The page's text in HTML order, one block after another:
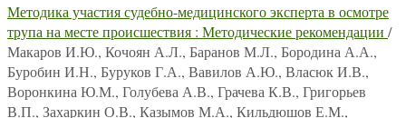
Методика участия судебно-медицинского эксперта в осмотре
трупа на месте происшествия : Методические рекомендации /
Макаров И.Ю., Кочоян А.Л., Баранов М.Л., Бородина А.А.,
Буробин И.Н., Буруков Г.А., Вавилов А.Ю., Власюк И.В.,
Воронкина Ю.М., Голубева А.В., Грачева К.В., Григорьев
В.П., Захаркин О.В., Казымов М.А., Кильдюшов Е.М.,